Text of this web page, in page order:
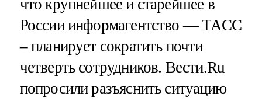
что крупнейшее и старейшее в
России информагентство — ТАСС
– планирует сократить почти
четверть сотрудников. Вести.Ru
попросили разъяснить ситуацию